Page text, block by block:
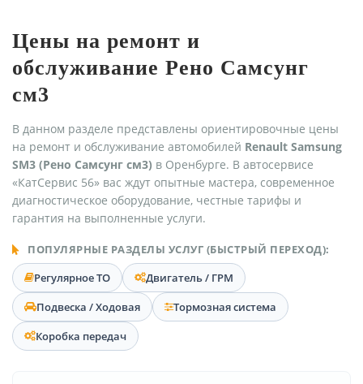
Цены на ремонт и
обслуживание Рено Самсунг
см3
В данном разделе представлены ориентировочные цены
на ремонт и обслуживание автомобилей Renault Samsung
SM3 (Рено Самсунг см3) в Оренбурге. В автосервисе
«КатСервис 56» вас ждут опытные мастера, современное
диагностическое оборудование, честные тарифы и
гарантия на выполненные услуги.
ПОПУЛЯРНЫЕ РАЗДЕЛЫ УСЛУГ (БЫСТРЫЙ ПЕРЕХОД):
Регулярное ТО
Двигатель / ГРМ
Подвеска / Ходовая
Тормозная система
Коробка передач